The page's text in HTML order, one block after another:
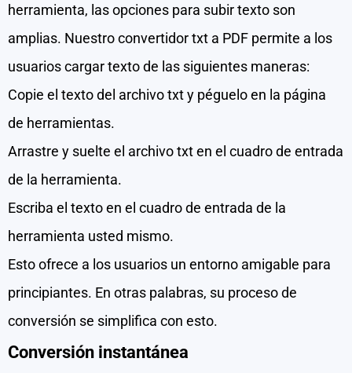
herramienta, las opciones para subir texto son
amplias. Nuestro convertidor txt a PDF permite a los
usuarios cargar texto de las siguientes maneras:
Copie el texto del archivo txt y péguelo en la página
de herramientas.
Arrastre y suelte el archivo txt en el cuadro de entrada
de la herramienta.
Escriba el texto en el cuadro de entrada de la
herramienta usted mismo.
Esto ofrece a los usuarios un entorno amigable para
principiantes. En otras palabras, su proceso de
conversión se simplifica con esto.
Conversión instantánea